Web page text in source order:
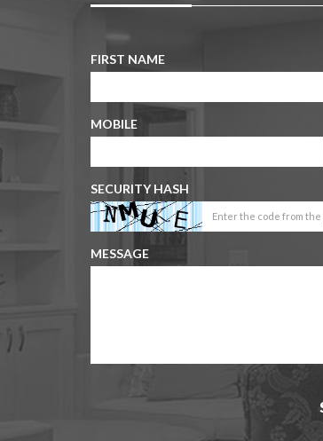
FIRST NAME
MOBILE
SECURITY HASH
MESSAGE